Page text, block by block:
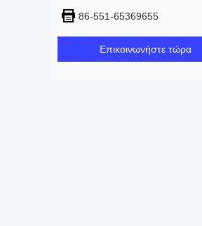
86-551-65369655
Επικοινωνήστε τώρα